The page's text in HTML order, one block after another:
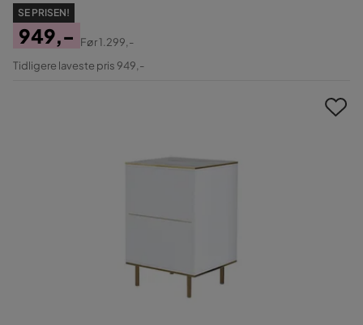
SE PRISEN!
Pris
949,-
Original
Før1.299,-
Tidligere laveste pris 949,-